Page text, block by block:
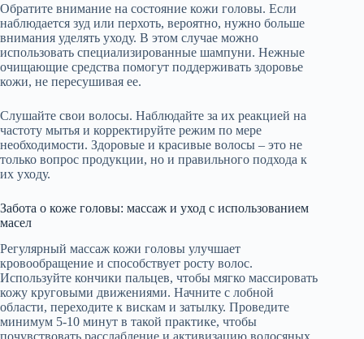
Обратите внимание на состояние кожи головы. Если
наблюдается зуд или перхоть, вероятно, нужно больше
внимания уделять уходу. В этом случае можно
использовать специализированные шампуни. Нежные
очищающие средства помогут поддерживать здоровье
кожи, не пересушивая ее.
Слушайте свои волосы. Наблюдайте за их реакцией на
частоту мытья и корректируйте режим по мере
необходимости. Здоровые и красивые волосы – это не
только вопрос продукции, но и правильного подхода к
их уходу.
Забота о коже головы: массаж и уход с использованием
масел
Регулярный массаж кожи головы улучшает
кровообращение и способствует росту волос.
Используйте кончики пальцев, чтобы мягко массировать
кожу круговыми движениями. Начните с лобной
области, переходите к вискам и затылку. Проведите
минимум 5-10 минут в такой практике, чтобы